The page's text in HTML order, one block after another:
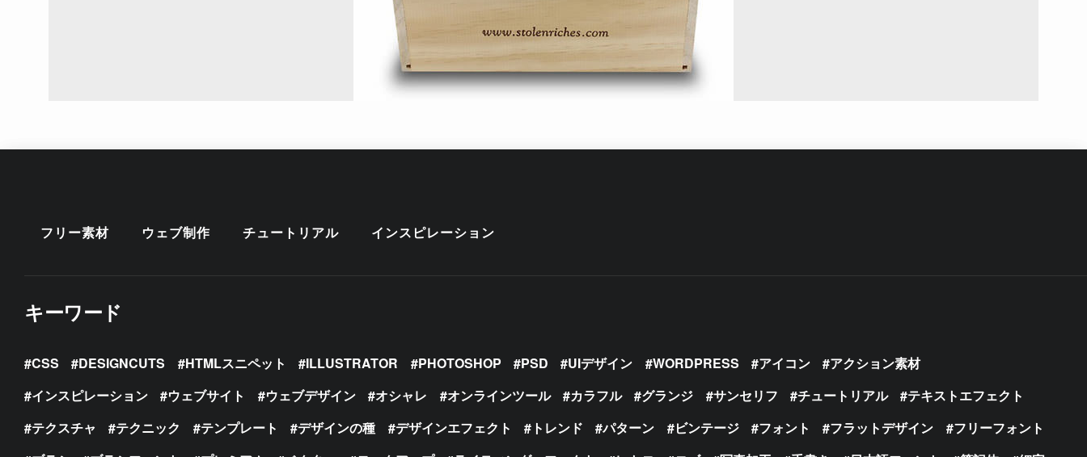
フリー素材 ウェブ制作 チュートリアル インスピレーション
キーワード
CSS DESIGNCUTS HTMLスニペット ILLUSTRATOR PHOTOSHOP PSD UIデザイン WORDPRESS アイコン
アクション素材
インスピレーション
ウェブサイト ウェブデザイン オシャレ オンラインツール カラフル グランジ サンセリフ チュートリアル
テキストエフェクト
テクスチャ
テクニック テンプレート デザインの種 デザインエフェクト トレンド パターン ビンテージ フォント フラットデザイン
フリーフォント